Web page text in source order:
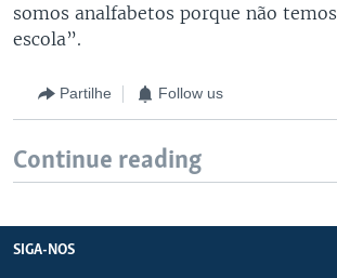
somos analfabetos porque não
escola”.
Partilhe Follow us
Continue reading
SIGA-NOS